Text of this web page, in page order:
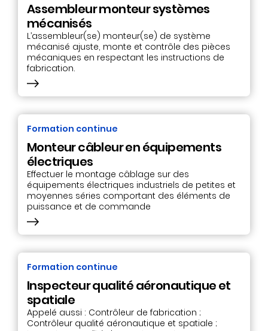
Assembleur monteur systèmes
mécanisés
L’assembleur(se) monteur(se) de système
mécanisé ajuste, monte et contrôle des pièces
mécaniques en respectant les instructions de
fabrication.
Formation continue
Monteur câbleur en équipements
électriques
Effectuer le montage câblage sur des
équipements électriques industriels de petites et
moyennes séries comportant des éléments de
puissance et de commande
Formation continue
Inspecteur qualité aéronautique et
spatiale
Appelé aussi : Contrôleur de fabrication ;
Contrôleur qualité aéronautique et spatiale ;